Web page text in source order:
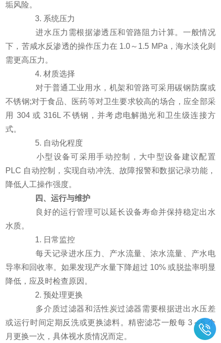
垢风险。
3. 系统压力
进水压力需根据渗透压和管路阻力计算。一般情况
下，苦咸水反渗透的操作压力在 1.0～1.5 MPa，海水淡化则
需更高压力。
4. 材质选择
对于普通工业用水，机架和管路可采用碳钢防腐或
不锈钢;对于食品、医药等对卫生要求较高的场合，应全部采
用 304 或 316L 不锈钢，并考虑电解抛光和卫生级连接方
式。
5. 自动化程度
小型设备可采用手动控制，大中型设备建议配置
PLC 自动控制，实现自动冲洗、故障报警和数据记录功能，
降低人工操作强度。
四、运行与维护
良好的运行管理可以延长设备寿命并保持稳定出水
水质。
1. 日常监控
每天记录进水压力、产水流量、浓水流量、产水电
导率和回收率。如果发现产水量下降超过 10% 或脱盐率明显
降低，应及时检查原因。
2. 预处理更换
多介质过滤器和活性炭过滤器需要根据进出水压差
或运行时间定期反洗或更换滤料。精密滤芯一般每 3～6 个
月更换一次，具体视水质情况而定。